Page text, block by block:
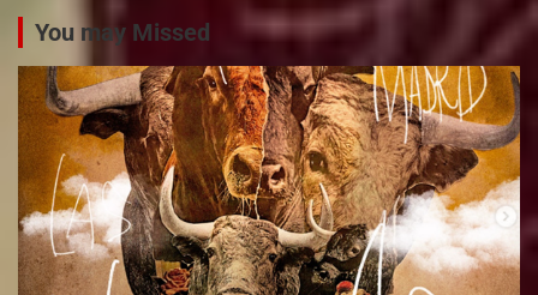
You may Missed